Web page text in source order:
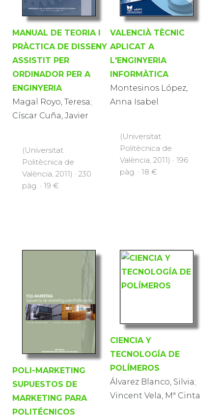
MANUAL DE TEORIA I
PRÀCTICA DE DISSENY
ASSISTIT PER
ORDINADOR PER A
ENGINYERIA
Magal Royo, Teresa;
Císcar Cuña, Javier
(Universitat
Politècnica de
València, 2011) · 230
pàg. · 19 €
VALENCIÀ TÈCNIC
APLICAT A
L'ENGINYERIA
INFORMÀTICA
Montesinos López,
Anna Isabel
(Universitat
Politècnica de
València, 2011) · 196
pàg. · 18 €
POLI-MARKETING
SUPUESTOS DE
MARKETING PARA
POLITÉCNICOS
CIENCIA Y
TECNOLOGÍA DE
POLÍMEROS
Álvarez Blanco, Silvia;
Vincent Vela, Mª Cinta